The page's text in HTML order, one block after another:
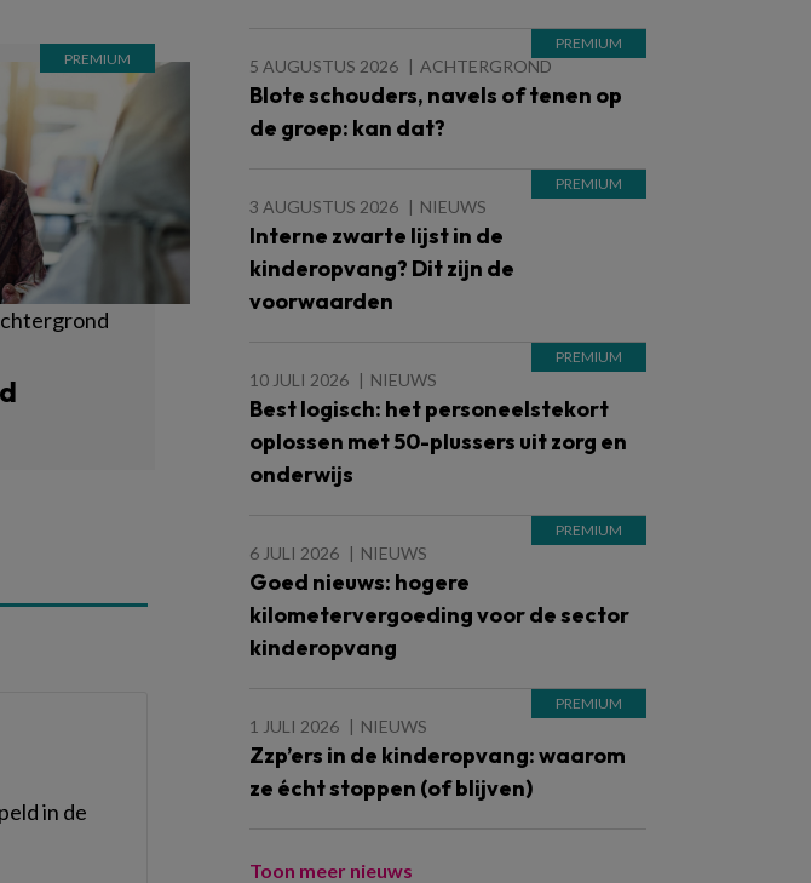
in de
5 AUGUSTUS 2026 ACHTERGROND
Blote schouders, navels of tenen op
de groep: kan dat?
3 AUGUSTUS 2026 NIEUWS
Interne zwarte lijst in de
kinderopvang? Dit zijn de
voorwaarden
10 JULI 2026 NIEUWS
Best logisch: het personeelstekort
oplossen met 50-plussers uit zorg en
onderwijs
6 JULI 2026 NIEUWS
Goed nieuws: hogere
kilometervergoeding voor de sector
kinderopvang
1 JULI 2026 NIEUWS
Zzp’ers in de kinderopvang: waarom
ze écht stoppen (of blijven)
Toon meer nieuws